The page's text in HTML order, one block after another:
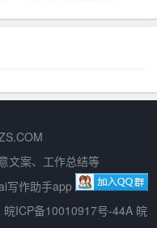
文的正式有效还涉及
相应的审批流程，以
笔签字，并加盖单位
文案、工作总结等
写作助手app
皖ICP备10010917号-44A 皖